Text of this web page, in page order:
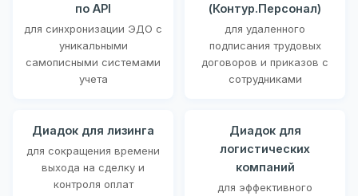
по API
для синхронизации ЭДО с
уникальными
самописными системами
учета
(Контур.Персонал)
для удаленного
подписания трудовых
договоров и приказов с
сотрудниками
Диадок для лизинга
для сокращения времени
выхода на сделку и
контроля оплат
Диадок для
логистических
компаний
для эффективного